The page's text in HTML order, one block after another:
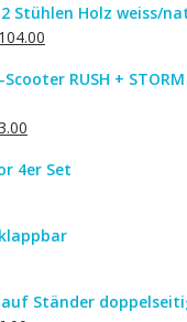
Stühlen Holz weiss/
Aktueller
ist:RUSH + STORM
Aktueller
ist:
4er Set
Ständer